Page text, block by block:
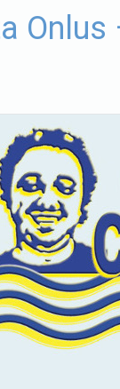
Onlus